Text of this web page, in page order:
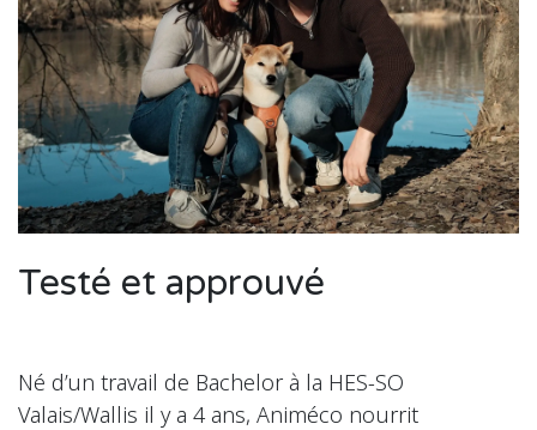
Testé et approuvé
Né d’un travail de Bachelor à la HES-SO
Valais/Wallis il y a 4 ans, Animéco nourrit